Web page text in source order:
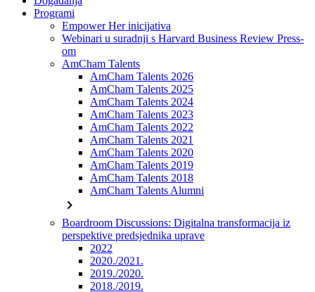
Programi
Empower Her inicijativa
Webinari u suradnji s Harvard Business Review Press-
om
AmCham Talents
AmCham Talents 2026
AmCham Talents 2025
AmCham Talents 2024
AmCham Talents 2023
AmCham Talents 2022
AmCham Talents 2021
AmCham Talents 2020
AmCham Talents 2019
AmCham Talents 2018
AmCham Talents Alumni
chevron_right
Boardroom Discussions: Digitalna transformacija iz
perspektive predsjednika uprave
2022
2020./2021.
2019./2020.
2018./2019.